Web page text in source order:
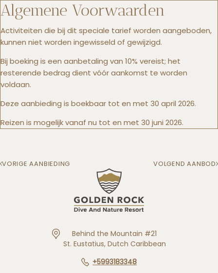
Algemene Voorwaarden
Activiteiten die bij dit speciale tarief worden aangeboden,
kunnen niet worden ingewisseld of gewijzigd.
Bij boeking is een aanbetaling van 10% vereist; het
resterende bedrag dient vóór aankomst te worden
voldaan.
Deze aanbieding is boekbaar tot en met 30 april 2026.
Reizen is mogelijk vanaf nu tot en met 30 juni 2026.
VORIGE AANBIEDING VOLGEND AANBOD
Behind the Mountain #21
St. Eustatius, Dutch Caribbean
+5993183348